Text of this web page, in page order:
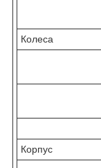
Колеса
Корпус